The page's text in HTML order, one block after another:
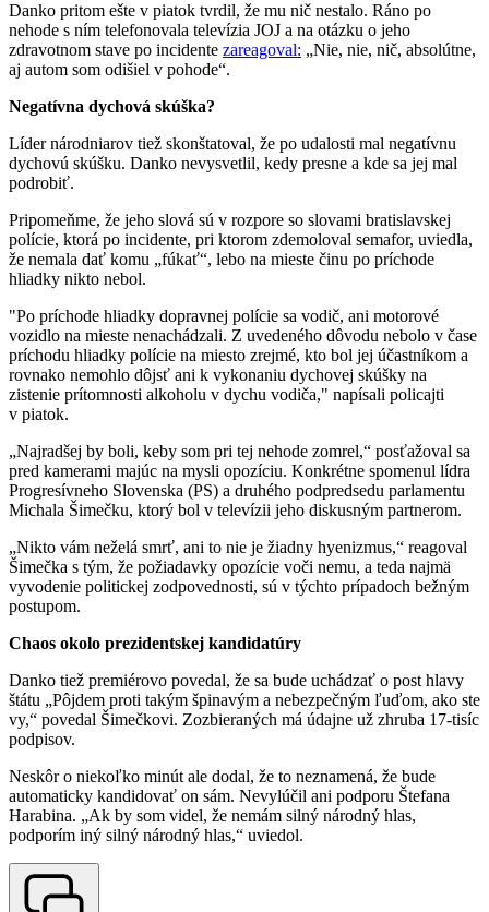
Danko pritom ešte v piatok tvrdil, že mu nič nestalo. Ráno po
nehode s ním telefonovala televízia JOJ a na otázku o jeho
zdravotnom stave po incidente zareagoval: „Nie, nie, nič, absolútne,
aj autom som odišiel v pohode“.
Negatívna dychová skúška?
Líder národniarov tiež skonštatoval, že po udalosti mal negatívnu
dychovú skúšku. Danko nevysvetlil, kedy presne a kde sa jej mal
podrobiť.
Pripomeňme, že jeho slová sú v rozpore so slovami bratislavskej
polície, ktorá po incidente, pri ktorom zdemoloval semafor, uviedla,
že nemala dať komu „fúkať“, lebo na mieste činu po príchode
hliadky nikto nebol.
"Po príchode hliadky dopravnej polície sa vodič, ani motorové
vozidlo na mieste nenachádzali. Z uvedeného dôvodu nebolo v čase
príchodu hliadky polície na miesto zrejmé, kto bol jej účastníkom a
rovnako nemohlo dôjsť ani k vykonaniu dychovej skúšky na
zistenie prítomnosti alkoholu v dychu vodiča," napísali policajti
v piatok.
„Najradšej by boli, keby som pri tej nehode zomrel,“ posťažoval sa
pred kamerami majúc na mysli opozíciu. Konkrétne spomenul lídra
Progresívneho Slovenska (PS) a druhého podpredsedu parlamentu
Michala Šimečku, ktorý bol v televízii jeho diskusným partnerom.
„Nikto vám neželá smrť, ani to nie je žiadny hyenizmus,“ reagoval
Šimečka s tým, že požiadavky opozície voči nemu, a teda najmä
vyvodenie politickej zodpovednosti, sú v týchto prípadoch bežným
postupom.
Chaos okolo prezidentskej kandidatúry
Danko tiež premiérovo povedal, že sa bude uchádzať o post hlavy
štátu „Pôjdem proti takým špinavým a nebezpečným ľuďom, ako ste
vy,“ povedal Šimečkovi. Zozbieraných má údajne už zhruba 17-tisíc
podpisov.
Neskôr o niekoľko minút ale dodal, že to neznamená, že bude
automaticky kandidovať on sám. Nevylúčil ani podporu Štefana
Harabina. „Ak by som videl, že nemám silný národný hlas,
podporím iný silný národný hlas,“ uviedol.